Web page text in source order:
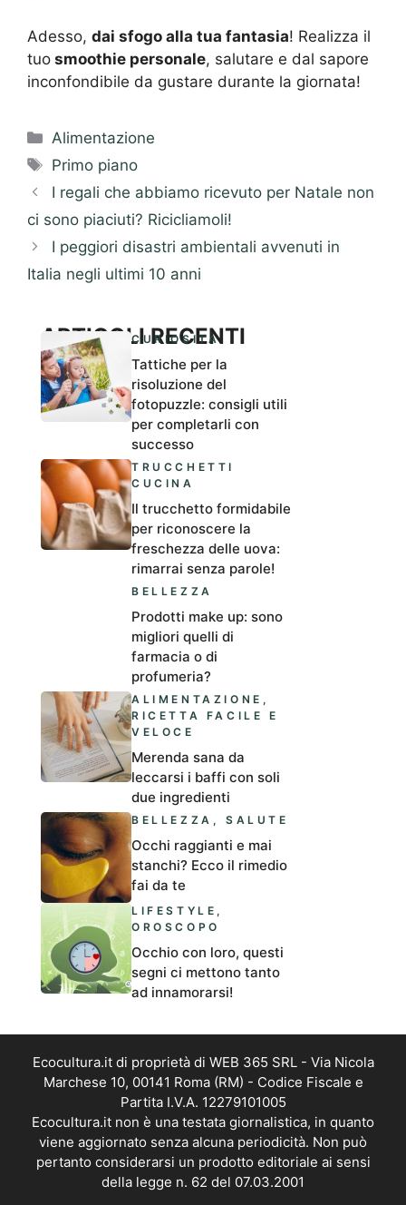
Adesso, dai sfogo alla tua fantasia! Realizza il
tuo smoothie personale, salutare e dal sapore
inconfondibile da gustare durante la giornata!
Categorie
Alimentazione
Tag
Primo piano
I regali che abbiamo ricevuto per Natale non
ci sono piaciuti? Ricicliamoli!
I peggiori disastri ambientali avvenuti in
Italia negli ultimi 10 anni
ARTICOLI RECENTI
CURIOSITÀ
Tattiche per la
risoluzione del
fotopuzzle: consigli utili
per completarli con
successo
TRUCCHETTI
CUCINA
Il trucchetto formidabile
per riconoscere la
freschezza delle uova:
rimarrai senza parole!
BELLEZZA
Prodotti make up: sono
migliori quelli di
farmacia o di
profumeria?
ALIMENTAZIONE ,
RICETTA FACILE E
VELOCE
Merenda sana da
leccarsi i baffi con soli
due ingredienti
BELLEZZA ,SALUTE
Occhi raggianti e mai
stanchi? Ecco il rimedio
fai da te
LIFESTYLE ,
OROSCOPO
Occhio con loro, questi
segni ci mettono tanto
ad innamorarsi!
Ecocultura.it di proprietà di WEB 365 SRL - Via Nicola
Marchese 10, 00141 Roma (RM) - Codice Fiscale e
Partita I.V.A. 12279101005
Ecocultura.it non è una testata giornalistica, in quanto
viene aggiornato senza alcuna periodicità. Non può
pertanto considerarsi un prodotto editoriale ai sensi
della legge n. 62 del 07.03.2001